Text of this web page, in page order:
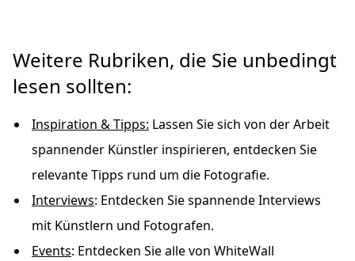
Weitere Rubriken, die Sie unbedingt
lesen sollten:
Inspiration & Tipps: Lassen Sie sich von der Arbeit
spannender Künstler inspirieren, entdecken Sie
relevante Tipps rund um die Fotografie.
Interviews: Entdecken Sie spannende Interviews
mit Künstlern und Fotografen.
Events: Entdecken Sie alle von WhiteWall